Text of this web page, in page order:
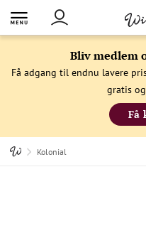
Bliv medlem
Få adgang til endnu lavere
gratis
Få
Kolonial